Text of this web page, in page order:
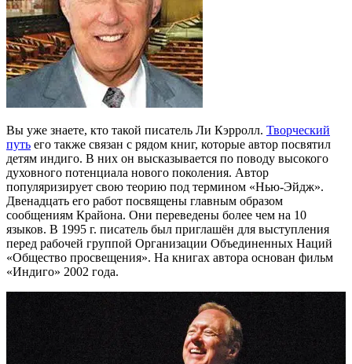
Вы уже знаете, кто такой писатель Ли Кэрролл. Творческий
путь его также связан с рядом книг, которые автор посвятил
детям индиго. В них он высказывается по поводу высокого
духовного потенциала нового поколения. Автор
популяризирует свою теорию под термином «Нью-Эйдж».
Двенадцать его работ посвящены главным образом
сообщениям Крайона. Они переведены более чем на 10
языков. В 1995 г. писатель был приглашён для выступления
перед рабочей группой Организации Объединенных Наций
«Общество просвещения». На книгах автора основан фильм
«Индиго» 2002 года.